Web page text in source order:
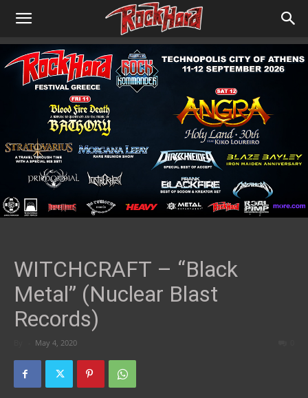
WITCHCRAFT – “Black
Metal” (Nuclear Blast
Records)
May 4, 2020